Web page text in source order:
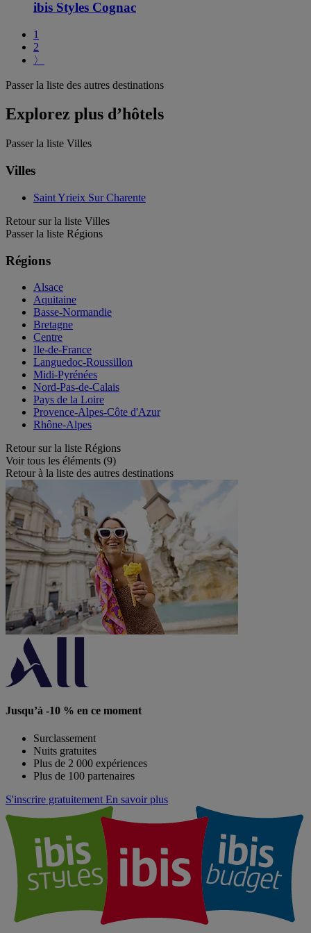
ibis Styles Cognac
1
2
〉
Passer la liste des autres destinations
Explorez plus d’hôtels
Passer la liste Villes
Villes
Saint Yrieix Sur Charente
Retour sur la liste Villes
Passer la liste Régions
Régions
Alsace
Aquitaine
Basse-Normandie
Bretagne
Centre
Ile-de-France
Languedoc-Roussillon
Midi-Pyrénées
Nord-Pas-de-Calais
Pays de la Loire
Provence-Alpes-Côte d'Azur
Rhône-Alpes
Retour sur la liste Régions
Voir tous les éléments (9)
Retour à la liste des autres destinations
Jusqu’à -10 % en ce moment
Surclassement
Nuits gratuites
Plus de 2 000 expériences
Plus de 100 partenaires
S'inscrire gratuitement En savoir plus